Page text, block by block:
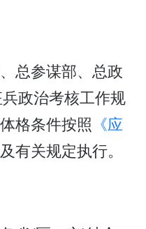
总参谋部、总政
政治考核工作规
格条件按照 《应
及有关规定执行。